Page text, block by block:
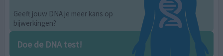
Geeft jouw DNA je meer kans op
bijwerkingen?
Doe de DNA test!